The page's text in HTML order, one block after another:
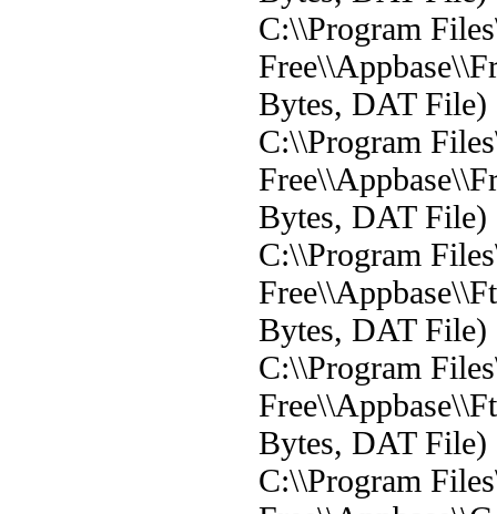
C:\\Program
Bytes, DAT File)
C:\\Program
Bytes, DAT File)
C:\\Program
Bytes, DAT File)
C:\\Program
Bytes, DAT File)
C:\\Program